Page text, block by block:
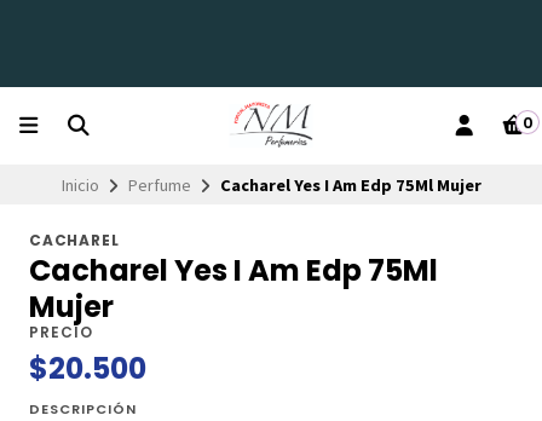
0
Inicio Perfume Cacharel Yes I Am Edp 75Ml Mujer
CACHAREL
Cacharel Yes I Am Edp 75Ml
Mujer
PRECIO
$20.500
DESCRIPCIÓN